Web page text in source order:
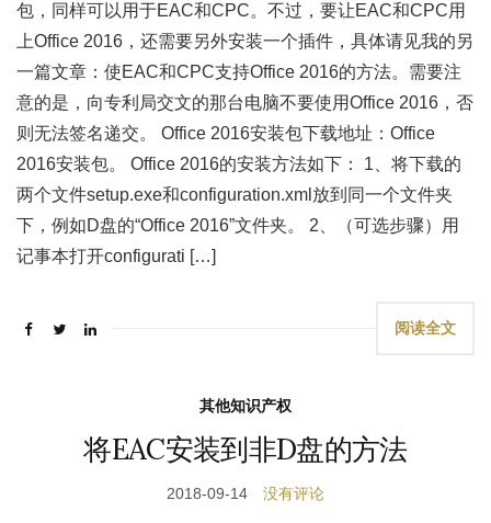
包，同样可以用于EAC和CPC。不过，要让EAC和CPC用
上Office 2016，还需要另外安装一个插件，具体请见我的另
一篇文章：使EAC和CPC支持Office 2016的方法。需要注
意的是，向专利局交文的那台电脑不要使用Office 2016，否
则无法签名递交。 Office 2016安装包下载地址：Office
2016安装包。 Office 2016的安装方法如下： 1、将下载的
两个文件setup.exe和configuration.xml放到同一个文件夹
下，例如D盘的“Office 2016”文件夹。 2、（可选步骤）用
记事本打开configurati […]
阅读全文
其他知识产权
将EAC安装到非D盘的方法
2018-09-14 没有评论